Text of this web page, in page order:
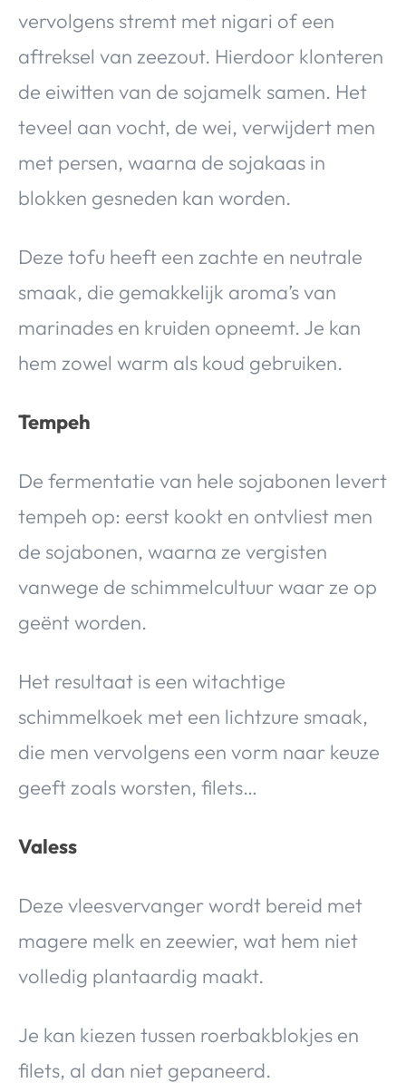
vervolgens stremt met nigari of een
aftreksel van zeezout. Hierdoor klonteren
de eiwitten van de sojamelk samen. Het
teveel aan vocht, de wei, verwijdert men
met persen, waarna de sojakaas in
blokken gesneden kan worden.
Deze tofu heeft een zachte en neutrale
smaak, die gemakkelijk aroma’s van
marinades en kruiden opneemt. Je kan
hem zowel warm als koud gebruiken.
Tempeh
De fermentatie van hele sojabonen levert
tempeh op: eerst kookt en ontvliest men
de sojabonen, waarna ze vergisten
vanwege de schimmelcultuur waar ze op
geënt worden.
Het resultaat is een witachtige
schimmelkoek met een lichtzure smaak,
die men vervolgens een vorm naar keuze
geeft zoals worsten, filets…
Valess
Deze vleesvervanger wordt bereid met
magere melk en zeewier, wat hem niet
volledig plantaardig maakt.
Je kan kiezen tussen roerbakblokjes en
filets, al dan niet gepaneerd.